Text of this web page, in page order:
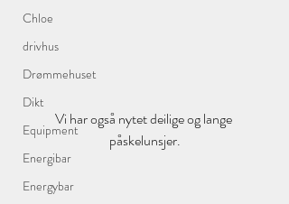
Chloe
drivhus
Drømmehuset
Dikt
Equipment
Energibar
Energybar
Vi har også nytet deilige og lange
påskelunsjer.